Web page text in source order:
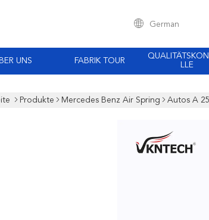
German
UNS FABRIK TOUR
LLE
Produkte Mercedes Benz Air Spring Autos A